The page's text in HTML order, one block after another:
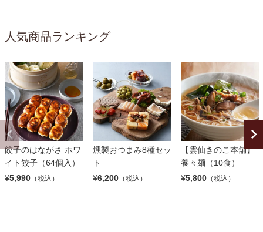
人気商品ランキング
餃子のはながさ ホワ
イト餃子（64個入）
¥5,990 （税込）
燻製おつまみ8種セッ
ト
¥6,200 （税込）
【雲仙きのこ本舗】
養々麺（10食）
¥5,800 （税込）